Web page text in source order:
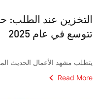
التخزين عند الطلب:
تتوسع في عام 2025
يتطلب مشهد الأعمال الحديث
Read More